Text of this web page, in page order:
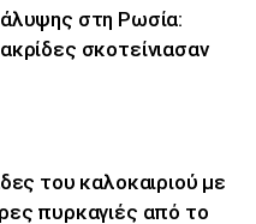
στη Ρωσία:
σκοτείνιασαν
του καλοκαιριού με
πυρκαγιές από το